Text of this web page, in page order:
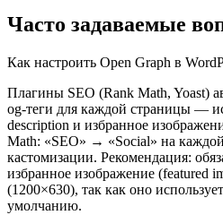
Часто задаваемые
Как настроить Open Graph в
Плагины SEO (Rank Math, Yoast)
og-теги для каждой страницы —
description и избранное
Math: «SEO» → «Social» на
кастомизации. Рекомендация:
избранное изображение (featured
(1200×630), так как оно
умолчанию.